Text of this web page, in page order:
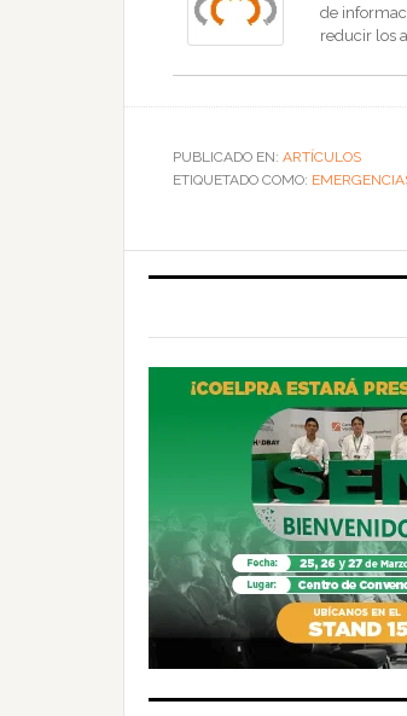
de
reducir los
PUBLICADO EN: ARTÍCULOS
ETIQUETADO COMO: